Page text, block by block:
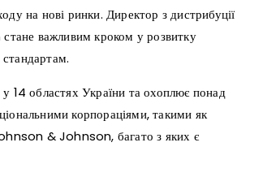
на нові ринки. Директор з дистрибуції
важливим кроком у розвитку
14 областях України та охоплює понад
корпораціями, такими як
& Johnson, багато з яких є